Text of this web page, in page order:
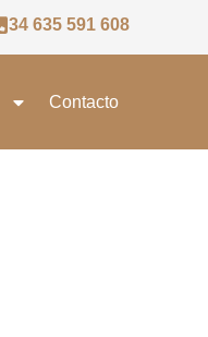
34 635 591 608
Contacto